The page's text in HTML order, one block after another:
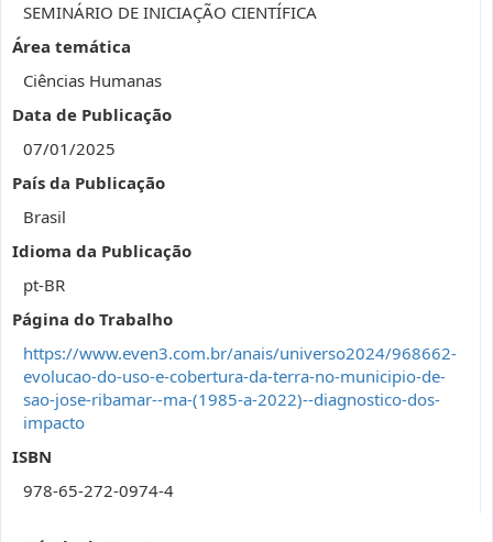
SEMINÁRIO DE INICIAÇÃO CIENTÍFICA
Área temática
Ciências Humanas
Data de Publicação
07/01/2025
País da Publicação
Brasil
Idioma da Publicação
pt-BR
Página do Trabalho
https://www.even3.com.br/anais/universo2024/968662-
evolucao-do-uso-e-cobertura-da-terra-no-municipio-de-
sao-jose-ribamar--ma-(1985-a-2022)--diagnostico-dos-
impacto
ISBN
978-65-272-0974-4